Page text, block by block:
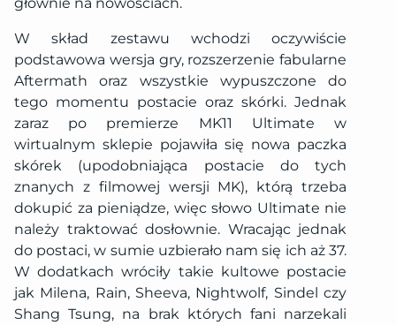
W skład zestawu wchodzi oczywiście
podstawowa wersja gry, rozszerzenie fabularne
Aftermath oraz wszystkie wypuszczone do
tego momentu postacie oraz skórki. Jednak
zaraz po premierze MK11 Ultimate w
wirtualnym sklepie pojawiła się nowa paczka
skórek (upodobniająca postacie do tych
znanych z filmowej wersji MK), którą trzeba
dokupić za pieniądze, więc słowo Ultimate nie
należy traktować dosłownie. Wracając jednak
do postaci, w sumie uzbierało nam się ich aż 37.
W dodatkach wróciły takie kultowe postacie
jak Milena, Rain, Sheeva, Nightwolf, Sindel czy
Shang Tsung, na brak których fani narzekali